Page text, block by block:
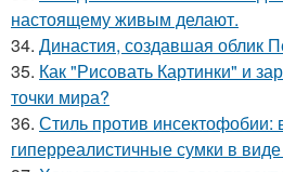
настоящему живым делают.
34. Династия, создавшая облик
35. Как "Рисовать Картинки" и
точки мира?
36. Стиль против инсектофобии:
гиперреалистичные сумки в